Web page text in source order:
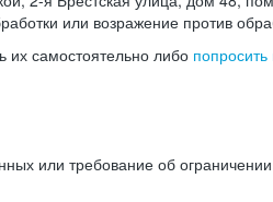
или возражение против
самостоятельно либо
или требование об